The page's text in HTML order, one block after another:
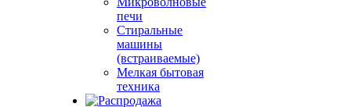
печи
Стиральные
машины
(встраиваемые)
Мелкая бытовая
техника